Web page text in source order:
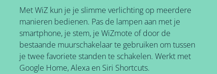
Met WiZ kun je je slimme verlichting op meerdere
manieren bedienen. Pas de lampen aan met je
smartphone, je stem, je WiZmote of door de
bestaande muurschakelaar te gebruiken om tussen
je twee favoriete standen te schakelen. Werkt met
Google Home, Alexa en Siri Shortcuts.